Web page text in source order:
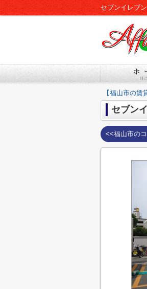
セブンイレブ
【福山市の
セブン
<<福山市の